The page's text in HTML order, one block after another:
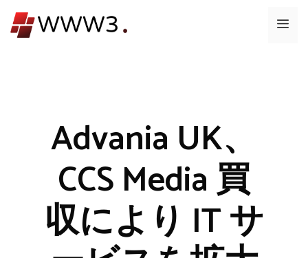
ン
メ
Advania UK、
CCS Media 買
収により IT サ